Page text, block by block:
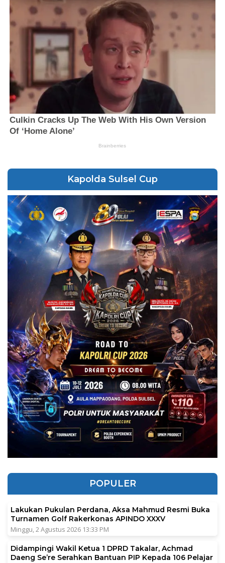
Kapolda Sulsel Cup
POPULER
Lakukan Pukulan Perdana, Aksa Mahmud Resmi Buka
Turnamen Golf Rakerkonas APINDO XXXV
Minggu, 2 Agustus 2026 13:33 PM
Didampingi Wakil Ketua 1 DPRD Takalar, Achmad
Daeng Se’re Serahkan Bantuan PIP Kepada 106 Pelajar